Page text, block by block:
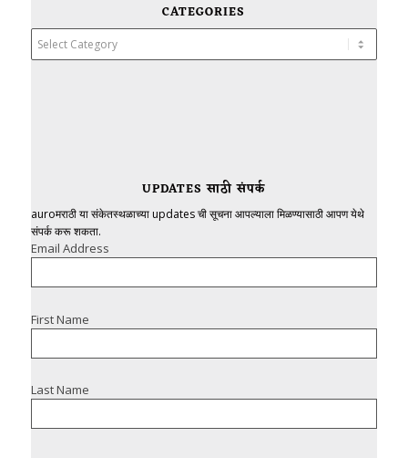
CATEGORIES
UPDATES साठी संपर्क
auroमराठी या संकेतस्थळाच्या updates ची सूचना आपल्याला मिळण्यासाठी आपण येथे
संपर्क करू शकता.
Email Address
First Name
Last Name